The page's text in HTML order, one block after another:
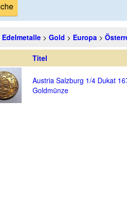
Edelmetalle > Gold > Europa >
Titel
Austria Salzburg 1/4 Dukat
Goldmünze